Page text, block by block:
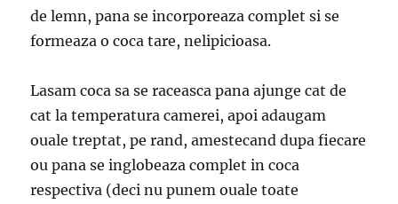
de lemn, pana se incorporeaza complet si se
formeaza o coca tare, nelipicioasa.
Lasam coca sa se raceasca pana ajunge cat de
cat la temperatura camerei, apoi adaugam
ouale treptat, pe rand, amestecand dupa fiecare
ou pana se inglobeaza complet in coca
respectiva (deci nu punem ouale toate